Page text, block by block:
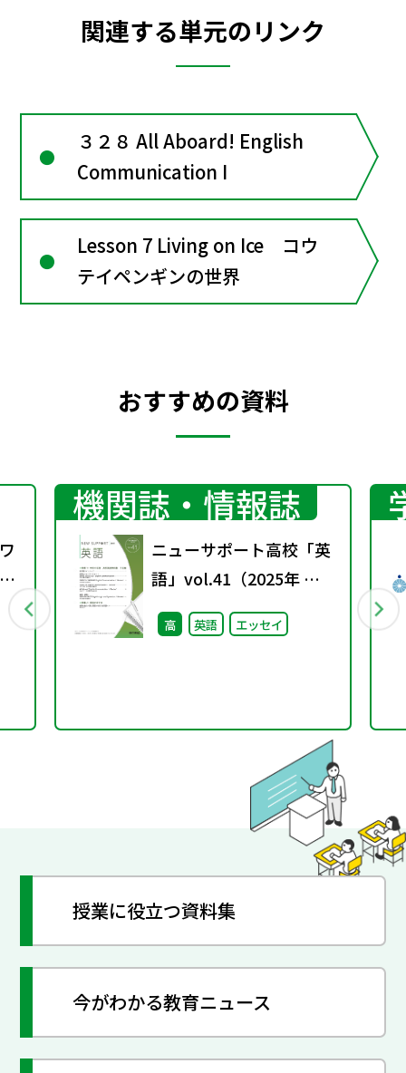
関連する単元のリンク
３２８ All Aboard! English
Communication I
Lesson 7 Living on Ice コウ
テイペンギンの世界
おすすめの資料
機関誌・情報誌
ニューサポート高校「英
語」vol.41（2025年 春
号）
高 英語 エッセイ
授業に役立つ資料集
今がわかる教育ニュース